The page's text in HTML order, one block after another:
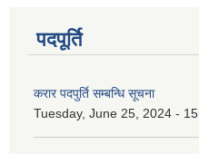
पदपूर्ति
करार पदपुर्ति सम्बन्धि सूचना
Tuesday, June 25, 2024 -